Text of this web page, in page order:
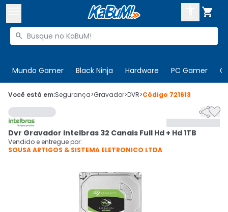

Buscar produtos

Mundo Gamer Black Ninja Hardware PC Gamer
 Olá. Acesse sua conta
 Departamentos
Cupons
Ativar tradutor em libras
CADASTRE-SE
Você está em:Segurança>Gravador>DVR>Código 721613

Dvr Gravador Intelbras 32 Canais Full Hd + Hd 1TB
Vendido e entregue por:
SOUSA ARTIGOS & SISTEMA ELETRONICO LTDA